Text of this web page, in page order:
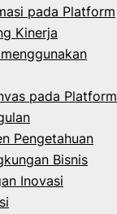
pada Platform
Kinerja
pada Platform
Pengetahuan
Bisnis
Inovasi